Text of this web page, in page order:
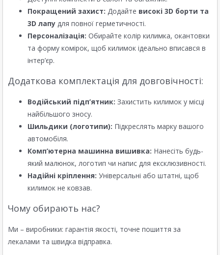
Покращений захист: Додайте високі 3D борти та
3D лапу для повної герметичності.
Персоналізація: Обирайте колір килимка, окантовки
та форму комірок, щоб килимок ідеально вписався в
інтер’єр.
Додаткова комплектація для довговічності:
Водійський підп’ятник: Захистить килимок у місці
найбільшого зносу.
Шильдики (логотипи): Підкреслять марку вашого
автомобіля.
Комп’ютерна машинна вишивка: Нанесіть будь-
який малюнок, логотип чи напис для ексклюзивності.
Надійні кріплення: Універсальні або штатні, щоб
килимок не ковзав.
Чому обирають нас?
Ми – виробники: гарантія якості, точне пошиття за
лекалами та швидка відправка.